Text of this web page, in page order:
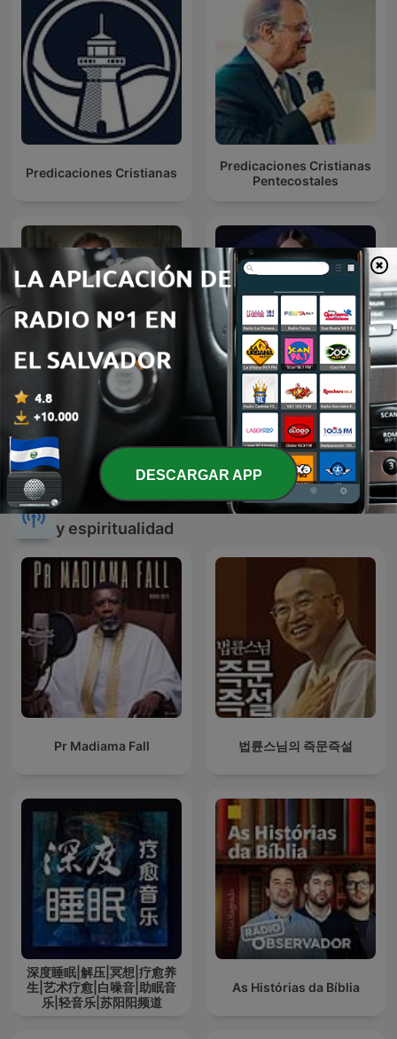
Predicaciones Cristianas
Predicaciones Cristianas
Pentecostales
EL AMOR QUE VALE on
Oneplace.com
Pastora Yesenia Then
Más podcasts internacionales de Religión
y espiritualidad
Pr Madiama Fall 법륜스님의 즉문즉설
深度睡眠|解压|冥想|疗愈养
生|艺术疗愈|白噪音|助眠音
乐|轻音乐|苏阳阳频道
As Histórias da Bíblia
DESCARGAR APP